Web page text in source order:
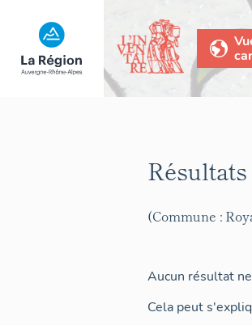
(Commune :
Aucun résultat
Cela peut